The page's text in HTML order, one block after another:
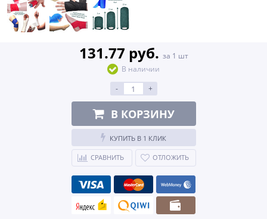
131.77 руб. за 1 шт
В наличии
-
+
В КОРЗИНУ
КУПИТЬ В 1 КЛИК
СРАВНИТЬ ОТЛОЖИТЬ